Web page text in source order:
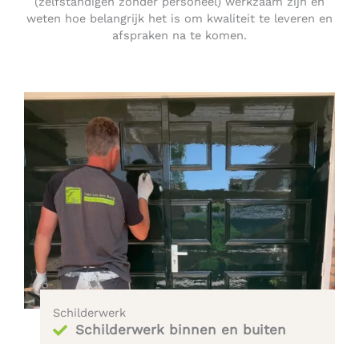
weten hoe belangrijk het is om kwaliteit te leveren en
afspraken na te komen.
Schilderwerk
Schilderwerk binnen en buiten